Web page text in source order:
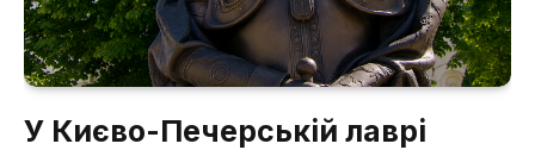
У Києво-Печерській лаврі